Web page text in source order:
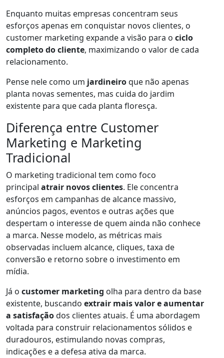
Enquanto muitas empresas concentram seus
esforços apenas em conquistar novos clientes, o
customer marketing expande a visão para o ciclo
completo do cliente, maximizando o valor de cada
relacionamento.
Pense nele como um jardineiroque não apenas
planta novas sementes, mas cuida do jardim
existente para que cada planta floresça.
Diferença entre Customer
Marketing e Marketing
Tradicional
O marketing tradicional tem como foco
principal atrair novos clientes. Ele concentra
esforços em campanhas de alcance massivo,
anúncios pagos, eventos e outras ações que
despertam o interesse de quem ainda não conhece
a marca. Nesse modelo, as métricas mais
observadas incluem alcance, cliques, taxa de
conversão e retorno sobre o investimento em
mídia.
Já o customer marketing olha para dentro da base
existente, buscando extrair mais valor e aumentar
a satisfaçãodos clientes atuais. É uma abordagem
voltada para construir relacionamentos sólidos e
duradouros, estimulando novas compras,
indicações e a defesa ativa da marca.